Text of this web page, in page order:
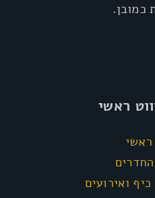
כמובן.
ראשי
ואירועים